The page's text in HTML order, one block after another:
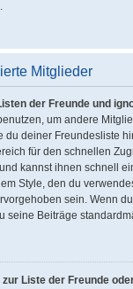
Mitglieder
der Freunde und
um andere
du deiner Freundesliste
für den schnellen
kannst ihnen schnell
Style, den du
sein. Wenn
seine Beiträge
Liste der Freunde